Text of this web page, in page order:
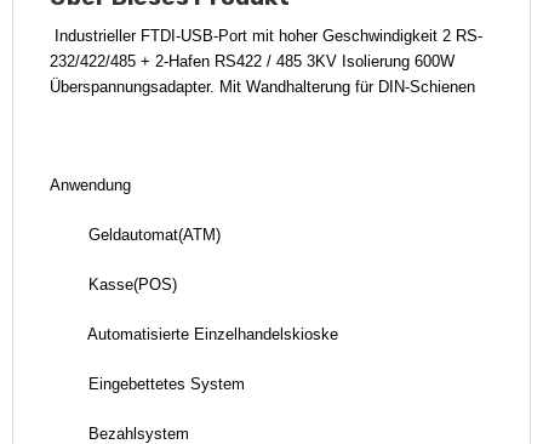
Industrieller FTDI-USB-Port mit hoher Geschwindigkeit 2 RS-
232/422/485 + 2-Hafen RS422 / 485 3KV Isolierung 600W
Überspannungsadapter. Mit Wandhalterung für DIN-Schienen
Anwendung
Geldautomat(ATM)
Kasse(POS)
Automatisierte Einzelhandelskioske
Eingebettetes System
Bezahlsystem